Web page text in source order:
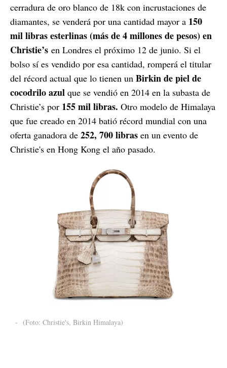
cerradura de oro blanco de 18k con incrustaciones de
diamantes, se venderá por una cantidad mayor a 150
mil libras esterlinas (más de 4 millones de pesos) en
Christie’s en Londres el próximo 12 de junio. Si el
bolso sí es vendido por esa cantidad, romperá el titular
del récord actual que lo tienen un Birkin de piel de
cocodrilo azul que se vendió en 2014 en la subasta de
Christie’s por 155 mil libras. Otro modelo de Himalaya
que fue creado en 2014 batió récord mundial con una
oferta ganadora de 252, 700 libras en un evento de
Christie's en Hong Kong el año pasado.
- (Foto: Christie's, Birkin Himalaya)